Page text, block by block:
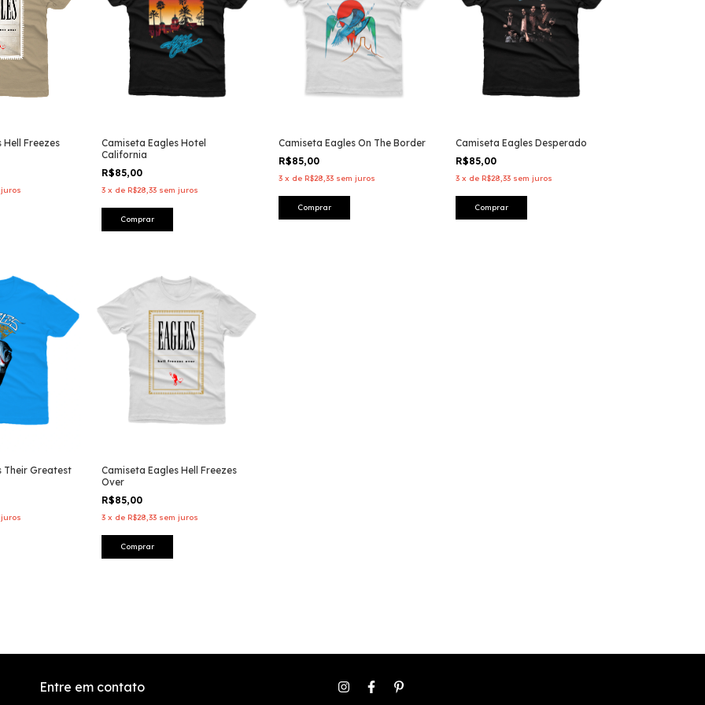
Hell Freezes
Camiseta Eagles Hotel
California
R$85,00
3 x de R$28,33 sem juros
Comprar
Camiseta Eagles On The Border
R$85,00
3 x de R$28,33 sem juros
Comprar
Camiseta Eagles Desperado
R$85,00
3 x de R$28,33 sem juros
Comprar
Their Greatest
Camiseta Eagles Hell Freezes
Over
R$85,00
3 x de R$28,33 sem juros
Comprar
Entre em contato